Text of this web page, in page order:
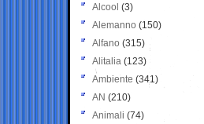
Alcool (3)
Alemanno (150)
Alfano (315)
Alitalia (123)
Ambiente (341)
AN (210)
Animali (74)